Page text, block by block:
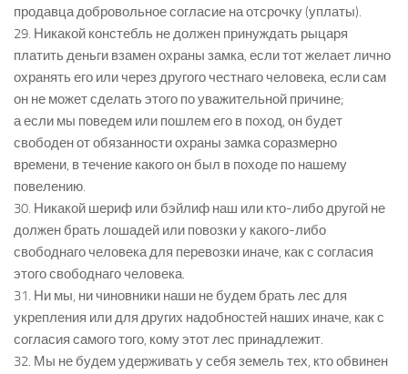
продавца добровольное согласие на отсрочку (уплаты).
29. Никакой констебль не должен принуждать рыцаря
платить деньги взамен охраны замка, если тот желает лично
охранять его или через другого честнаго человека, если сам
он не может сделать этого по уважительной причине;
а если мы поведем или пошлем его в поход, он будет
свободен от обязанности охраны замка соразмерно
времени, в течение какого он был в походе по нашему
повелению.
30. Никакой шериф или бэйлиф наш или кто-либо другой не
должен брать лошадей или повозки у какого-либо
свободнаго человека для перевозки иначе, как с согласия
этого свободнаго человека.
31. Ни мы, ни чиновники наши не будем брать лес для
укрепления или для других надобностей наших иначе, как с
согласия самого того, кому этот лес принадлежит.
32. Мы не будем удерживать у себя земель тех, кто обвинен